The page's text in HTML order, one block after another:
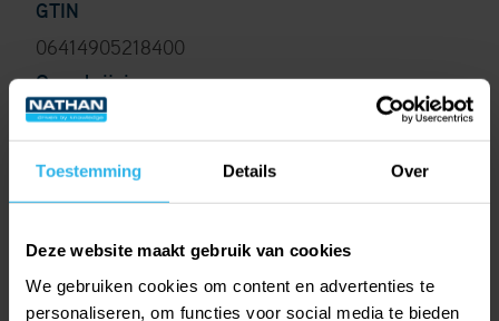
Toestemming Details Over
Deze website maakt gebruik van cookies
We gebruiken cookies om content en advertenties te
personaliseren, om functies voor social media te bieden
GTIN
06414905218400
Omschrijving
De nieuwe generatie perskoppelingen (14 tm 32
persverbinding.